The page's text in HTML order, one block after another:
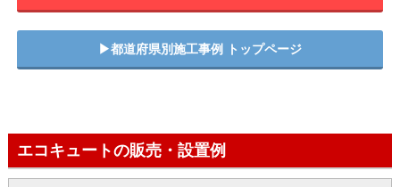
▶︎都道府県別施工事例 トップページ
エコキュートの販売・設置例